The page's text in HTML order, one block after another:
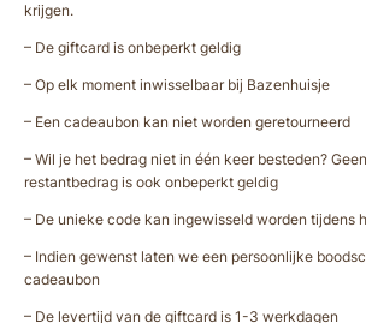
krijgen.
– De giftcard is onbeperkt geldig
– Op elk moment inwisselbaar bij Bazenhuisje
– Een cadeaubon kan niet worden geretourneerd
– Wil je het bedrag niet in één keer besteden?
restantbedrag is ook onbeperkt geldig
– De unieke code kan ingewisseld worden tijdens
– Indien gewenst laten we een persoonlijke
cadeaubon
– De levertijd van de giftcard is 1-3 werkdagen